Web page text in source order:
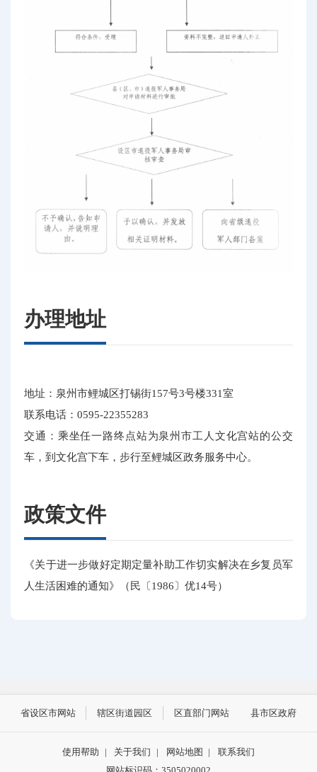
办理地址
地址：泉州市鲤城区打锡街157号3号楼331室
联系电话：0595-22355283
交通：乘坐任一路终点站为泉州市工人文化宫站的公交
车，到文化宫下车，步行至鲤城区政务服务中心。
政策文件
《关于进一步做好定期定量补助工作切实解决在乡复员军
人生活困难的通知》（民〔1986〕优14号）
省设区市网站 辖区街道园区 区直部门网站 县市区政府
使用帮助 | 关于我们 | 网站地图 |
联系我们